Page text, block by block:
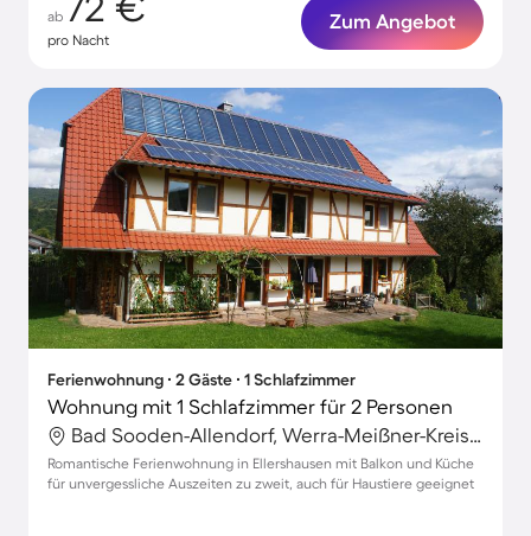
ab
pro Nacht
Zum Angebot
Ferienwohnung ∙ 2 Gäste ∙ 1 Schlafzimmer
Wohnung mit 1 Schlafzimmer für 2 Personen
Bad Sooden-Allendorf, Werra-Meißner-Kreis, Deutschland
Romantische Ferienwohnung in Ellershausen mit Balkon und Küche
für unvergessliche Auszeiten zu zweit, auch für Haustiere geeignet